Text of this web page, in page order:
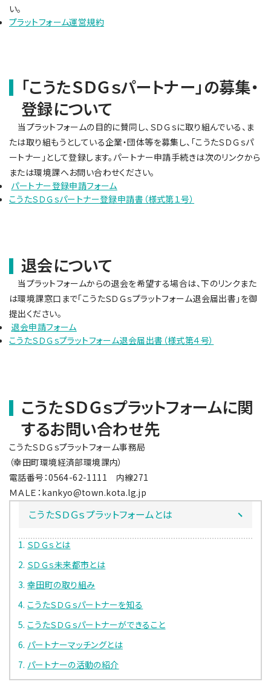
い。
プラットフォーム運営規約
「こうたＳＤＧｓパートナー」の募集・
登録について
当プラットフォームの目的に賛同し、ＳＤＧｓに取り組んでいる、ま
たは取り組もうとしている企業・団体等を募集し、「こうたＳＤＧｓパ
ートナー」として登録します。パートナー申請手続きは次のリンクから
または環境課へお問い合わせください。
パートナー登録申請フォーム
こうたＳＤＧｓパートナー登録申請書（様式第１号）
退会について
当プラットフォームからの退会を希望する場合は、下のリンクまた
は環境課窓口まで「こうたＳＤＧｓプラットフォーム退会届出書」を御
提出ください。
退会申請フォーム
こうたＳＤＧｓプラットフォーム退会届出書（様式第４号）
こうたＳＤＧｓプラットフォームに関
するお問い合わせ先
こうたＳＤＧｓプラットフォーム事務局
（幸田町環境経済部環境課内）
電話番号：0564-62-1111 内線271
ＭＡＬＥ：kankyo@town.kota.lg.jp
こうたＳＤＧｓプラットフォームとは
ＳＤＧｓとは
ＳＤＧｓ未来都市とは
幸田町の取り組み
こうたＳＤＧｓパートナーを知る
こうたＳＤＧｓパートナーができること
パートナーマッチングとは
パートナーの活動の紹介